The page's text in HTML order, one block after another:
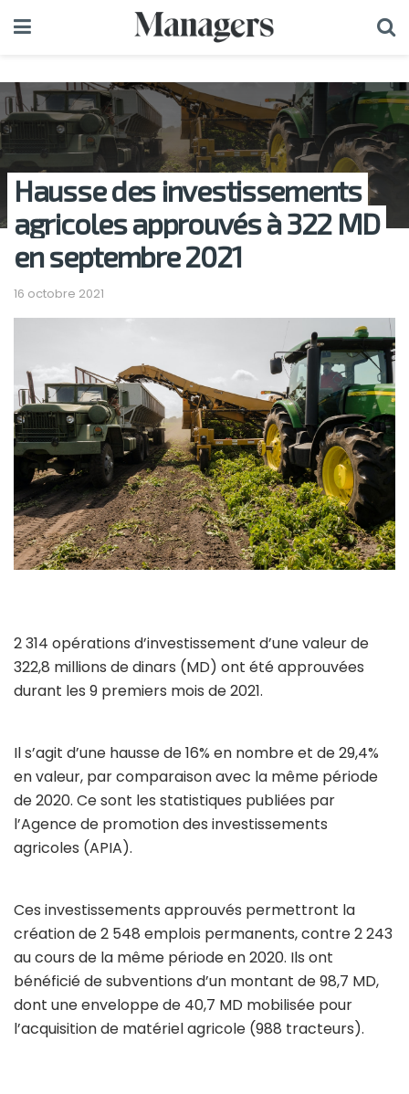
Hausse des investissements
agricoles approuvés à 322 MD
en septembre 2021
16 octobre 2021
2 314 opérations d’investissement d’une valeur de
322,8 millions de dinars (MD) ont été approuvées
durant les 9 premiers mois de 2021.
Il s’agit d’une hausse de 16% en nombre et de 29,4%
en valeur, par comparaison avec la même période
de 2020. Ce sont les statistiques publiées par
l’Agence de promotion des investissements
agricoles (APIA).
Ces investissements approuvés permettront la
création de 2 548 emplois permanents, contre 2 243
au cours de la même période en 2020. Ils ont
bénéficié de subventions d’un montant de 98,7 MD,
dont une enveloppe de 40,7 MD mobilisée pour
l’acquisition de matériel agricole (988 tracteurs).